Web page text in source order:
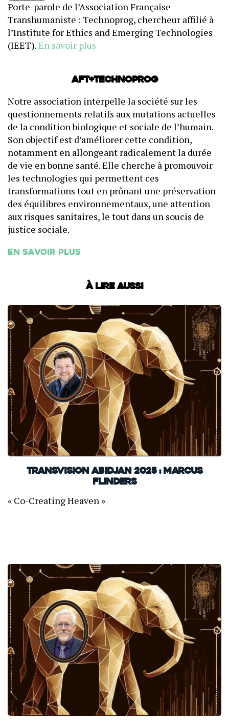
Porte-parole de l’Association Française
Transhumaniste : Technoprog, chercheur affilié à
l’Institute for Ethics and Emerging Technologies
(IEET).En savoir plus
AFT+Technoprog
Notre association interpelle la société sur les
questionnements relatifs aux mutations actuelles
de la condition biologique et sociale de l’humain.
Son objectif est d’améliorer cette condition,
notamment en allongeant radicalement la durée
de vie en bonne santé. Elle cherche à promouvoir
les technologies qui permettent ces
transformations tout en prônant une préservation
des équilibres environnementaux, une attention
aux risques sanitaires, le tout dans un soucis de
justice sociale.
En savoir plus
À lire aussi
TransVision Abidjan 2025 : Marcus
Flinders
« Co-Creating Heaven »